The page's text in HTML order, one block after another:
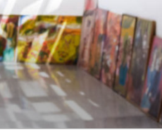
Drogas e